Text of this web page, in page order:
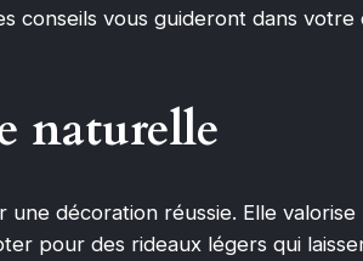
conseils vous guideront dans
naturelle
décoration réussie. Elle valorise
pour des rideaux légers qui